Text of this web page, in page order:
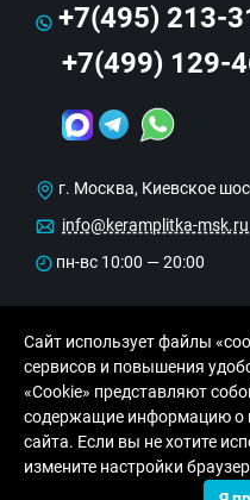
+7(495) 213-
+7(499) 129-
г. Москва, Киевское
info@keramplitka-msk.ru
пн-вс 10:00 — 20:00
© Copyright 2013-
Сайт использует файлы
сервисов и повышения
«Cookie» представляют
содержащие информацию о
сайта. Если вы не хотите
измените настройки